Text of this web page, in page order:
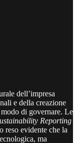
dell’impresa
e della creazione
di governare. Le
Reporting
reso evidente che la
ma